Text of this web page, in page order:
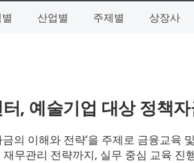
산업별 주제별 상장사
, 예술기업 대상 정책
의 이해와 전략’을 주제로 금융교육
무관리 전략까지, 실무 중심 교육 진